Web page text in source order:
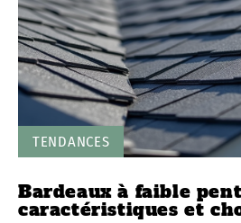
TENDANCES
Bardeaux à faible
caractéristiques et